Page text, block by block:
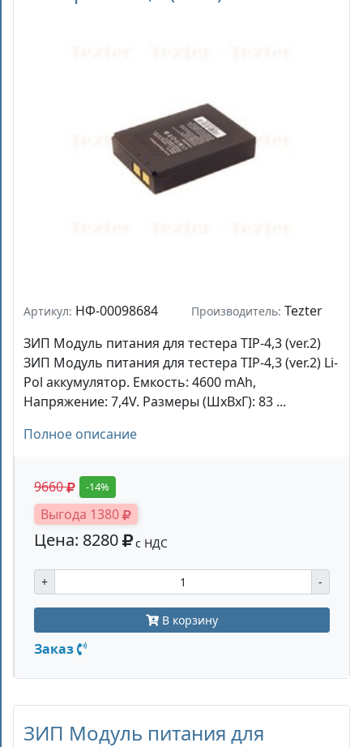
Артикул: НФ-00098684 Производитель: Tezter
ЗИП Модуль питания для тестера TIP-4,3 (ver.2)
ЗИП Модуль питания для тестера TIP-4,3 (ver.2) Li-
Pol аккумулятор. Емкость: 4600 mAh,
Напряжение: 7,4V. Размеры (ШхВхГ): 83 ...
Полное описание
9660 -14%
Выгода 1380
Цена: 8280 с НДС
+ -
В корзину
Заказ
ЗИП Модуль питания для